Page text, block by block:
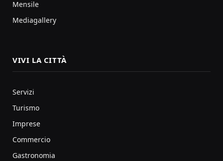
Mensile
Mediagallery
VIVI LA CITTÀ
Servizi
Turismo
Imprese
Commercio
Gastronomia